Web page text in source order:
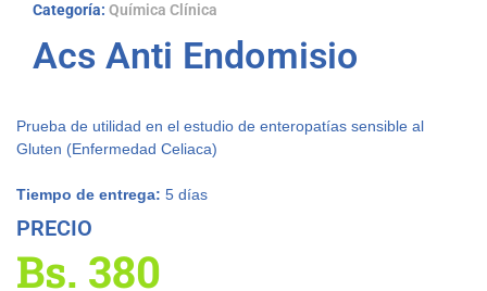
Categoría: Química Clínica
Acs Anti Endomisio
Prueba de utilidad en el estudio de enteropatías sensible al
Gluten (Enfermedad Celiaca)
Tiempo de entrega: 5 días
PRECIO
Bs. 380